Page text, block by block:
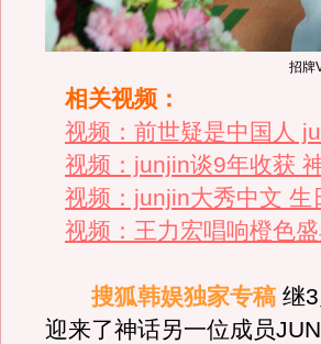
招牌
相关视频：
视频：前世疑是中国人
视频：junjin谈9年收获
视频：junjin大秀中文 生
视频：王力宏唱响橙色
搜狐韩娱独家专稿 继
迎来了神话另一位成员